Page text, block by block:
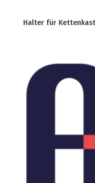
Halter für